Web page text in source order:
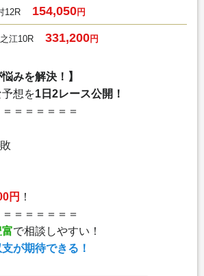
12R 154,050円
江10R 331,200円
みを解決！】
想を1日2レース公開！
＝＝＝＝＝＝
円 ！
＝＝＝＝＝＝
で相談しやすい！
が期待できる！